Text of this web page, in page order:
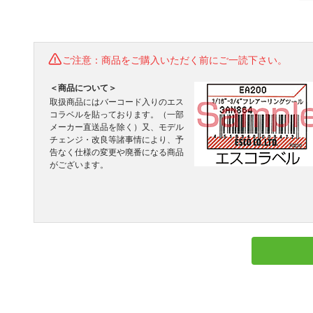
ご注意：商品をご購入いただく前にご一読下さい。
＜商品について＞
取扱商品にはバーコード入りのエス
コラベルを貼っております。（一部
メーカー直送品を除く）又、モデル
チェンジ・改良等諸事情により、予
告なく仕様の変更や廃番になる商品
がございます。